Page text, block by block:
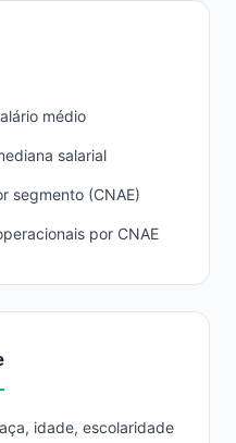
médio
salarial
segmento (CNAE)
por CNAE
idade, escolaridade